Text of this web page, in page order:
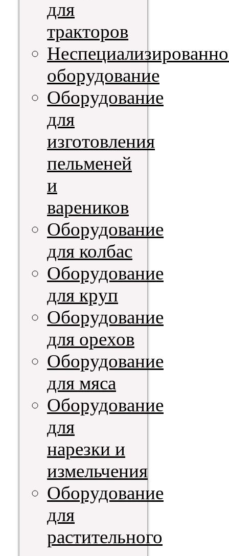
для
тракторов
оборудование
Оборудование
для
изготовления
пельменей
и
вареников
Оборудование
для колбас
Оборудование
для круп
Оборудование
для орехов
Оборудование
для мяса
Оборудование
для
нарезки и
измельчения
Оборудование
для
растительного